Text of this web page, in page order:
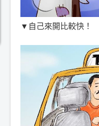
▼自己來開比較快！